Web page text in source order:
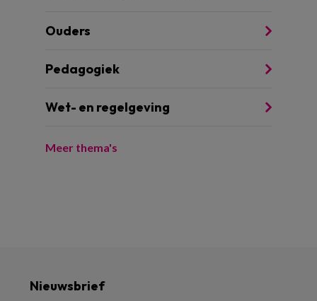
Ouders
Pedagogiek
Wet- en regelgeving
Meer thema's
Nieuwsbrief